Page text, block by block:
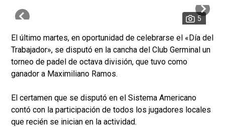
5
El último martes, en oportunidad de celebrarse el «Día del
Trabajador», se disputó en la cancha del Club Germinal un
torneo de padel de octava división, que tuvo como
ganador a Maximiliano Ramos.
El certamen que se disputó en el Sistema Americano
contó con la participación de todos los jugadores locales
que recién se inician en la actividad.